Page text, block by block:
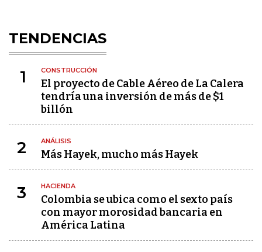
TENDENCIAS
1 CONSTRUCCIÓN
El proyecto de Cable Aéreo de La Calera
tendría una inversión de más de $1
billón
2 ANÁLISIS
Más Hayek, mucho más Hayek
3 HACIENDA
Colombia se ubica como el sexto país
con mayor morosidad bancaria en
América Latina